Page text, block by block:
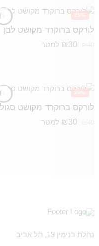
-25%
לורקס ברוקרד מקושט לבן
₪30 למטר
-25%
לורקס ברוקרד מקושט סגול
₪30 למטר
נחלת בנימין 19, תל אביב